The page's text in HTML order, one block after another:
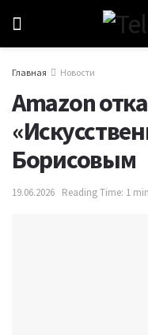
Главная Новости
Amazon
Борисовым
19.06.2026 Reading Time: 1